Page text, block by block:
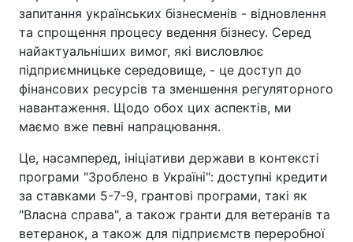
запитання українських бізнесменів - відновлення
та спрощення процесу ведення бізнесу. Серед
найактуальніших вимог, які висловлює
підприємницьке середовище, - це доступ до
фінансових ресурсів та зменшення регуляторного
навантаження. Щодо обох цих аспектів, ми
маємо вже певні напрацювання.
Це, насамперед, ініціативи держави в контексті
програми "Зроблено в Україні": доступні кредити
за ставками 5-7-9, грантові програми, такі як
"Власна справа", а також гранти для ветеранів та
ветеранок, а також для підприємств переробної